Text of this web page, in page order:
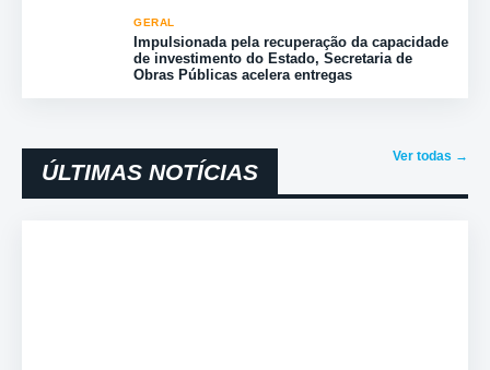
GERAL
Impulsionada pela recuperação da capacidade
de investimento do Estado, Secretaria de
Obras Públicas acelera entregas
ÚLTIMAS NOTÍCIAS
Ver todas →